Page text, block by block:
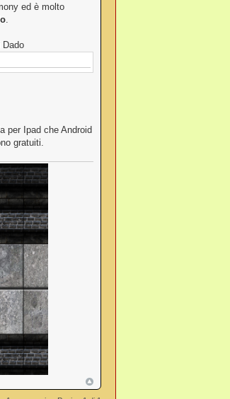
ed è molto
.
per Ipad che Android
gratuiti.